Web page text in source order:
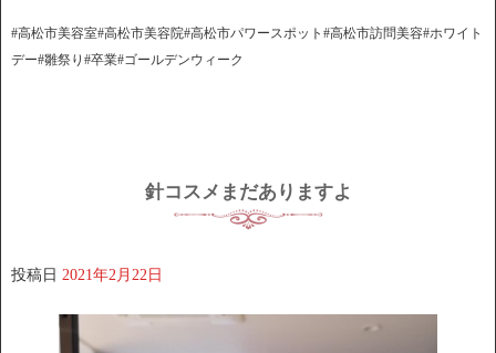
#高松市美容室#高松市美容院#高松市パワースポット#高松市訪問美容#ホワイト
デー#雛祭り#卒業#ゴールデンウィーク
針コスメまだありますよ
投稿日 2021年2月22日